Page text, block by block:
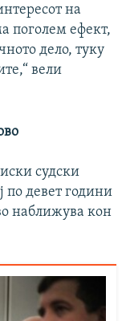
на
поголем ефект,
дело, туку
вели
судски
по девет години
наближува кон